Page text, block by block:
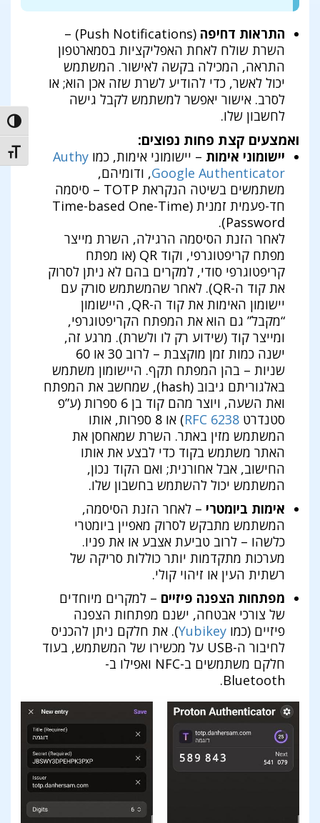
התראות דחיפה
(Push Notifications) –
השרת שולח לאחת האפליקציות בסמארטפון
התראה, המכילה בקשה לאישור. המשתמש
יכול לאשר, כדי להודיע לשרת שזה אכן הוא; או
לסרב. אישור יאפשר למשתמש לקבל גישה
לחשבון שלו.
ואמצעים קצת פחות נפוצים:
יישומוני אימות – יישומוני אימות, כמו Authy
,Google Authenticator ודומיהם,
משתמשים בשיטה הנקראת TOTP – סיסמה
חד-פעמית זמנית (Time-based One-Time
Password).
לאחר הזנת הסיסמה הרגילה, השרת מייצר
מפתח קריפטוגרפי, וקוד QR (או מפתח
קריפטוגרפי סודי, למקרים בהם לא ניתן לסרוק
את קוד ה-QR). לאחר שהמשתמש סורק עם
יישומון האימות את קוד ה-QR, היישומון
“מקבל” גם הוא את המפתח הקריפטוגרפי,
ומייצר קוד (שידוע רק לו ולשרת). מרגע זה,
ישנה כמות זמן מוקצבת – לרוב 30 או 60
שניות – בהן המפתח תקף. היישומון משתמש
באלגוריתם גיבוב (hash), שמחשב את המפתח
ואת השעה, ויוצר מהם קוד בן 6 ספרות (ע”פ
סטנדרט RFC 6238
) או 8 ספרות, אותו
המשתמש מזין באתר. השרת שמאחסן את
האתר משתמש בקוד כדי לבצע את אותו
החישוב, אבל אחורנית; ואם הקוד נכון,
המשתמש יכול להשתמש בחשבון שלו.
אימות ביומטרי – לאחר הזנת הסיסמה,
המשתמש מתבקש לסרוק מאפיין ביומטרי
כלשהו – לרוב טביעת אצבע או את פניו.
מערכות מתקדמות יותר כוללות סריקה של
רשתית העין או זיהוי קולי.
מפתחות הצפנה פיזיים – למקרים מיוחדים
של צורכי אבטחה, ישנם מפתחות הצפנה
פיזיים (כמו Yubikey). את חלקם ניתן להכניס
לחיבור ה-USB על מכשירו של המשתמש, בעוד
חלקם משתמשים ב-NFC ואפילו ב-
Bluetooth.